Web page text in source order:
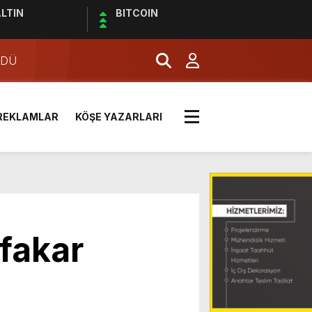
BITCOIN
MİLLETİN SESİ
KÖŞE YAZARLARI